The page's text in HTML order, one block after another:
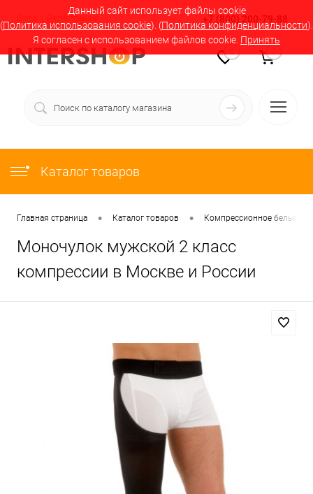
Данный сайт использует файлы cookie
(Политика использования cookie). (Политика конфиденциальности).
Я согласен с использованием файлов cookie. Принять
Вход Регистрация +7 (800) 200-79-88
Каталог товаров
Главная страница • Каталог товаров • Компрессионное бельё в
Моночулок мужской 2 класс
компрессии в Москве и России